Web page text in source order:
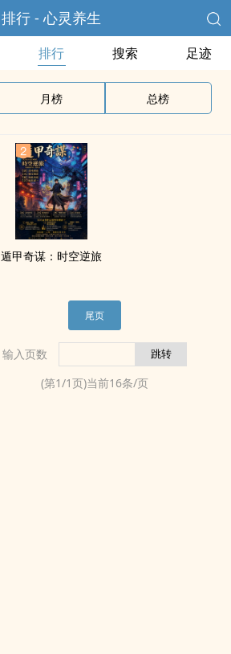
排行 - 心灵养生
排行 搜索 足迹
月榜 总榜
遁甲奇谋：时空逆旅
尾页
输入页数
(第1/1页)当前16条/页